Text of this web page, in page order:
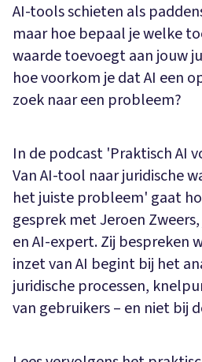
AI-tools schieten als
maar hoe bepaal je welke
waarde toevoegt aan jouw
hoe voorkom je dat AI een
zoek naar een probleem?
In de podcast 'Praktisch AI
Van AI-tool naar juridische
het juiste probleem' gaat
gesprek met Jeroen
en AI-expert. Zij bespreken
inzet van AI begint bij het
juridische processen,
van gebruikers – en niet bij